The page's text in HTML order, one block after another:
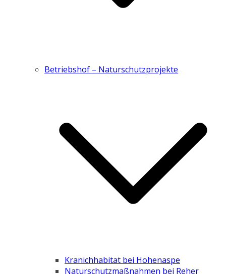
Betriebshof – Naturschutzprojekte
Kranichhabitat bei Hohenaspe
Naturschutzmaßnahmen bei Reher